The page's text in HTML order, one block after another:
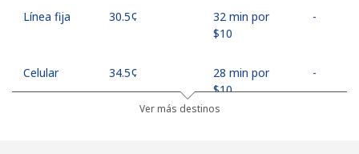
Línea fija ⁦30.5¢⁩
32 min por
⁦$10⁩
-
Celular ⁦34.5¢⁩
28 min por
⁦$10⁩
-
Ver más destinos